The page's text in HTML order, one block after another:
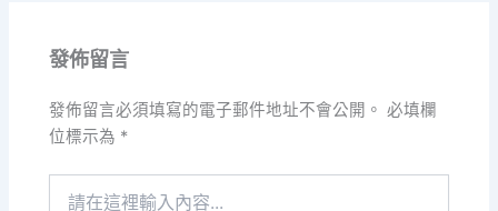
發佈留言
發佈留言必須填寫的電子郵件地址不會公開。 必填欄
位標示為 *